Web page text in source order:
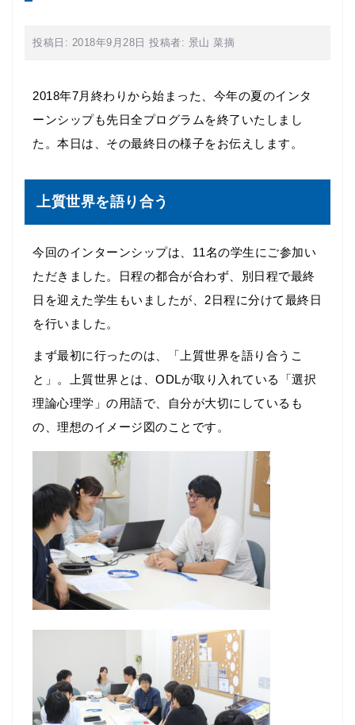
投稿日: 2018年9月28日 投稿者: 景山 菜摘
2018年7月終わりから始まった、今年の夏のインタ
ーンシップも先日全プログラムを終了いたしまし
た。本日は、その最終日の様子をお伝えします。
上質世界を語り合う
今回のインターンシップは、11名の学生にご参加い
ただきました。日程の都合が合わず、別日程で最終
日を迎えた学生もいましたが、2日程に分けて最終日
を行いました。
まず最初に行ったのは、「上質世界を語り合うこ
と」。上質世界とは、ODLが取り入れている「選択
理論心理学」の用語で、自分が大切にしているも
の、理想のイメージ図のことです。